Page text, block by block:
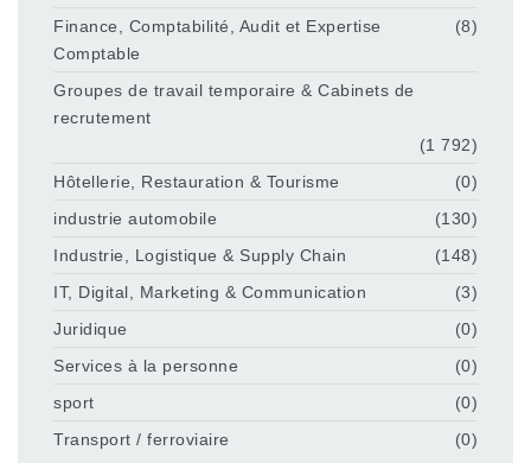
Finance, Comptabilité, Audit et Expertise
Comptable
(8)
Groupes de travail temporaire & Cabinets de
recrutement
(1 792)
Hôtellerie, Restauration & Tourisme
(0)
industrie automobile
(130)
Industrie, Logistique & Supply Chain
(148)
IT, Digital, Marketing & Communication
(3)
Juridique
(0)
Services à la personne
(0)
sport
(0)
Transport / ferroviaire
(0)